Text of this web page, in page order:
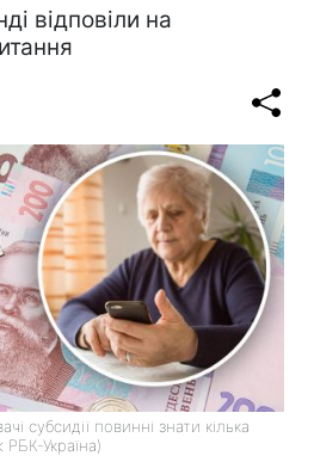
відповіли на
субсидії повинні знати кілька
Україна)